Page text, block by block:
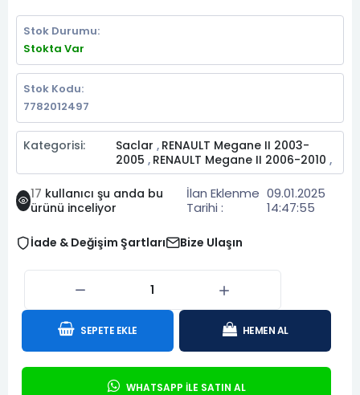
Stok Durumu:
Stokta Var
Stok Kodu:
7782012497
Kategorisi: Saclar , RENAULT Megane II 2003-
2005 , RENAULT Megane II 2006-2010 ,
17 kullanıcı şu anda bu
ürünü inceliyor
İlan Eklenme
Tarihi :
09.01.2025
14:47:55
İade & Değişim Şartları Bize Ulaşın
SEPETE EKLE HEMEN AL
WHATSAPP İLE SATIN AL